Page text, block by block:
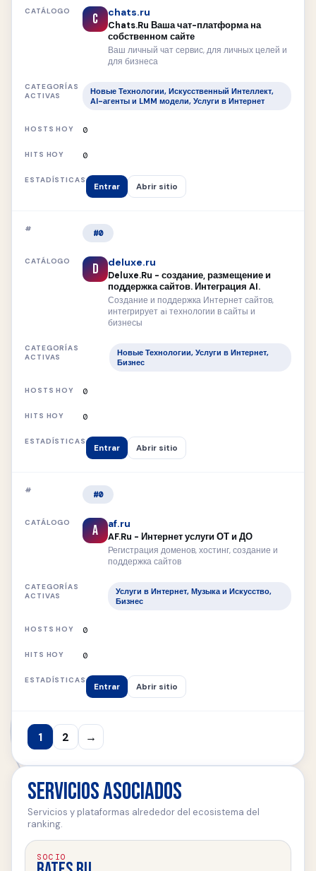
C chats.ru
Chats.Ru Ваша чат-платформа на
собственном сайте
Ваш личный чат сервис, для личных целей и
для бизнеса
Новые Технологии, Искусственный Интеллект,
AI-агенты и LMM модели, Услуги в Интернет
0
0
Entrar Abrir sitio
#0
D deluxe.ru
Deluxe.Ru - создание, размещение и
поддержка сайтов. Интеграция AI.
Создание и поддержка Интернет сайтов,
интегрирует ai технологии в сайты и
бизнесы
Новые Технологии, Услуги в Интернет,
Бизнес
0
0
Entrar Abrir sitio
#0
A af.ru
AF.Ru - Интернет услуги ОТ и ДО
Регистрация доменов, хостинг, создание и
поддержка сайтов
Услуги в Интернет, Музыка и Искусство,
Бизнес
0
0
Entrar Abrir sitio
1 2 →
Servicios asociados
Servicios y plataformas alrededor del ecosistema del
ranking.
SOCIO